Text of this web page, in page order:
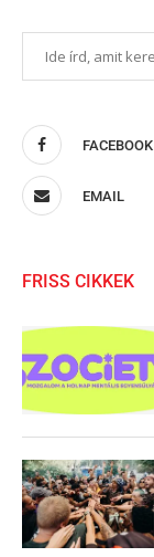
FACEBOOK
EMAIL
FRISS CIKKEK